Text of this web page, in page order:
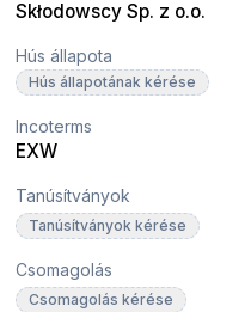
Skłodowscy Sp. z o.o.
Hús állapota
Hús állapotának kérése
Incoterms
EXW
Tanúsítványok
Tanúsítványok kérése
Csomagolás
Csomagolás kérése